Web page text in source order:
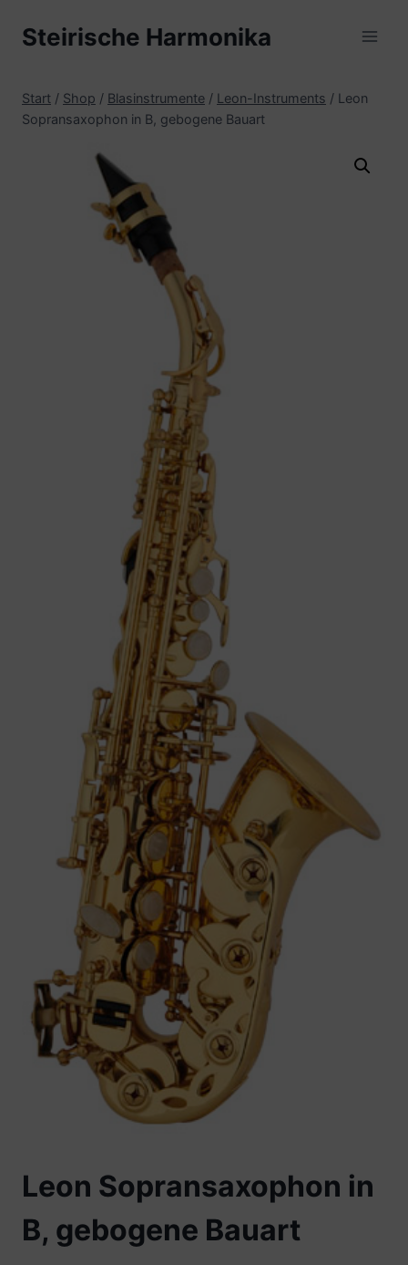
InhaltSteirische Harmonika
Start / Shop / Blasinstrumente / Leon-Instruments / Leon
Sopransaxophon in B, gebogene Bauart
Leon Sopransaxophon in
B, gebogene Bauart